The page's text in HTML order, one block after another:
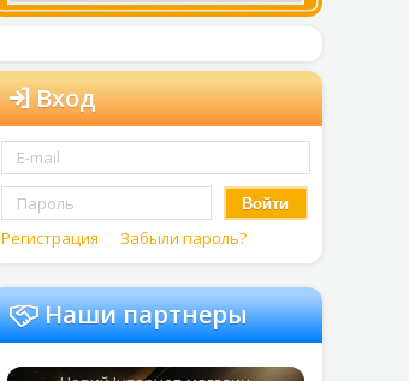
Вход
Войти
Регистрация Забыли пароль?
Наши партнеры